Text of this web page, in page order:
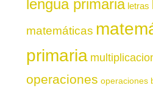
lengua primaria letras
matemáticas
primaria
operaciones operaciones